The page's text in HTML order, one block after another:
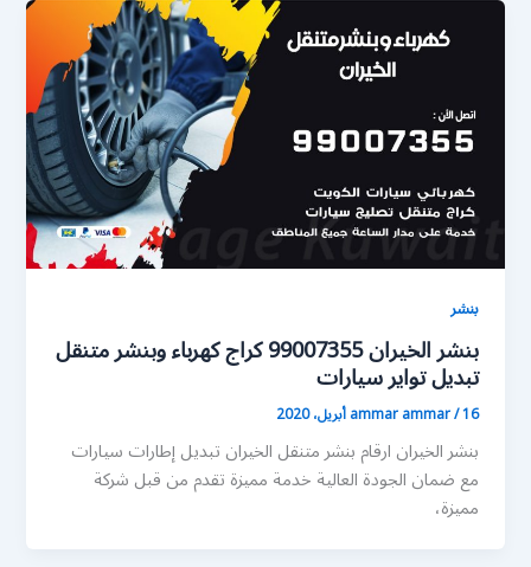
بنشر
بنشر الخيران 99007355 كراج كهرباء وبنشر متنقل
تبديل تواير سيارات
ammar ammar/16 أبريل، 2020
بنشر الخيران ارقام بنشر متنقل الخيران تبديل إطارات سيارات
مع ضمان الجودة العالية خدمة مميزة تقدم من قبل شركة
مميزة،